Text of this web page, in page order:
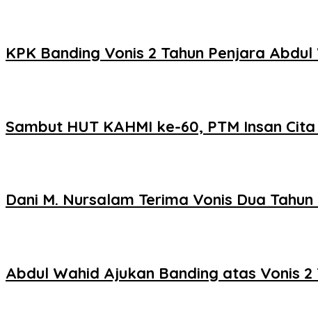
KPK Banding Vonis 2 Tahun Penjara Abdul
Sambut HUT KAHMI ke-60, PTM Insan
Dani M. Nursalam Terima Vonis Dua
Abdul Wahid Ajukan Banding atas Vonis